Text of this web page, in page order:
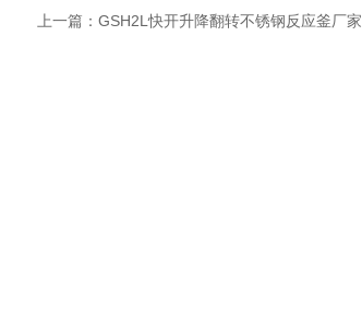
上一篇： GSH2L快开升降翻转不锈钢反应釜厂家